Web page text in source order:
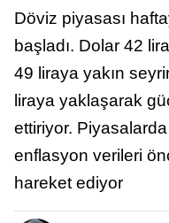
Döviz piyasası
başladı. Dolar 42
49 liraya yakın
liraya yaklaşarak
ettiriyor. Piyasalarda
enflasyon verileri
hareket ediyor